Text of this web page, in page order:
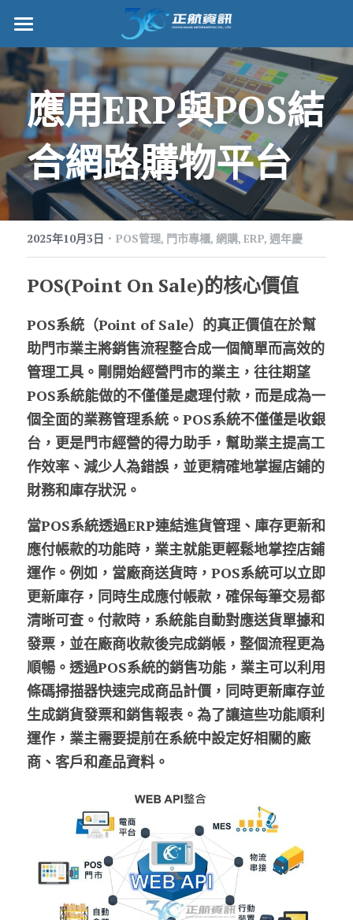
正航首頁
數位轉型
管理功能
標竿客戶
詢問/採購
客戶服務
正航願景
工作機會
股東專區
ESG永續經營
隱私權政策指南
聯絡正航
搜索
應用ERP與POS結
合網路購物平台
2025年10月3日 · POS管理, 門市專櫃, 網購, ERP, 週年慶
POS(Point On Sale)的核心價值
POS系統（Point of Sale）的真正價值在於幫
助門市業主將銷售流程整合成一個簡單而高效的
管理工具。剛開始經營門市的業主，往往期望
POS系統能做的不僅僅是處理付款，而是成為一
個全面的業務管理系統。 POS系統不僅僅是收銀
台，更是門市經營的得力助手，幫助業主提高工
作效率、減少人為錯誤，並更精確地掌握店鋪的
財務和庫存狀況。
當POS系統透過ERP連結進貨管理、庫存更新和
應付帳款的功能時，業主就能更輕鬆地掌控店鋪
運作。例如，當廠商送貨時，POS系統可以立即
更新庫存，同時生成應付帳款，確保每筆交易都
清晰可查。付款時，系統能自動對應送貨單據和
發票，並在廠商收款後完成銷帳，整個流程更為
順暢。透過POS系統的銷售功能，業主可以利用
條碼掃描器快速完成商品計價，同時更新庫存並
生成銷貨發票和銷售報表。為了讓這些功能順利
運作，業主需要提前在系統中設定好相關的廠
商、客戶和產品資料。